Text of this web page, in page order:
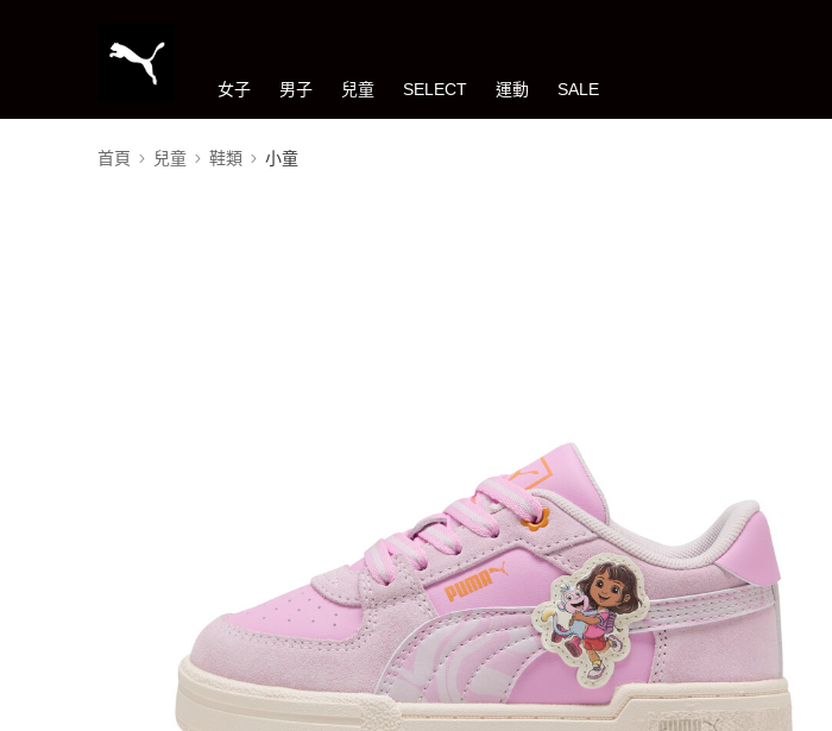
女子 男子 兒童 SELECT 運動 SALE
首頁 兒童 鞋類 小童